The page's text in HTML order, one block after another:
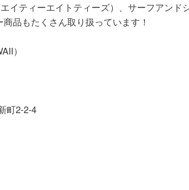
イティーエイトティーズ）、サーフアンド
品もたくさん取り扱っています！
）
町2-2-4